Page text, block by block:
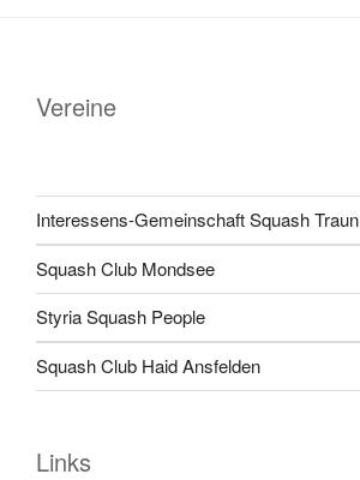
Vereine
Interessens-Gemeinschaft Squash Traun
Squash Club Mondsee
Styria Squash People
Squash Club Haid Ansfelden
Links